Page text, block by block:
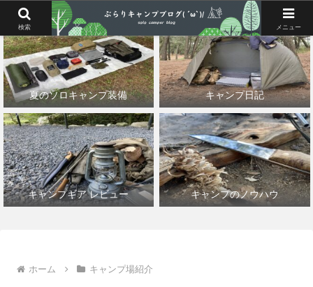
夏のソロキャンプ装備 キャンプ日記
キャンプギア レビュー キャンプのノウハウ
ホーム キャンプ場紹介
検索 メニュー